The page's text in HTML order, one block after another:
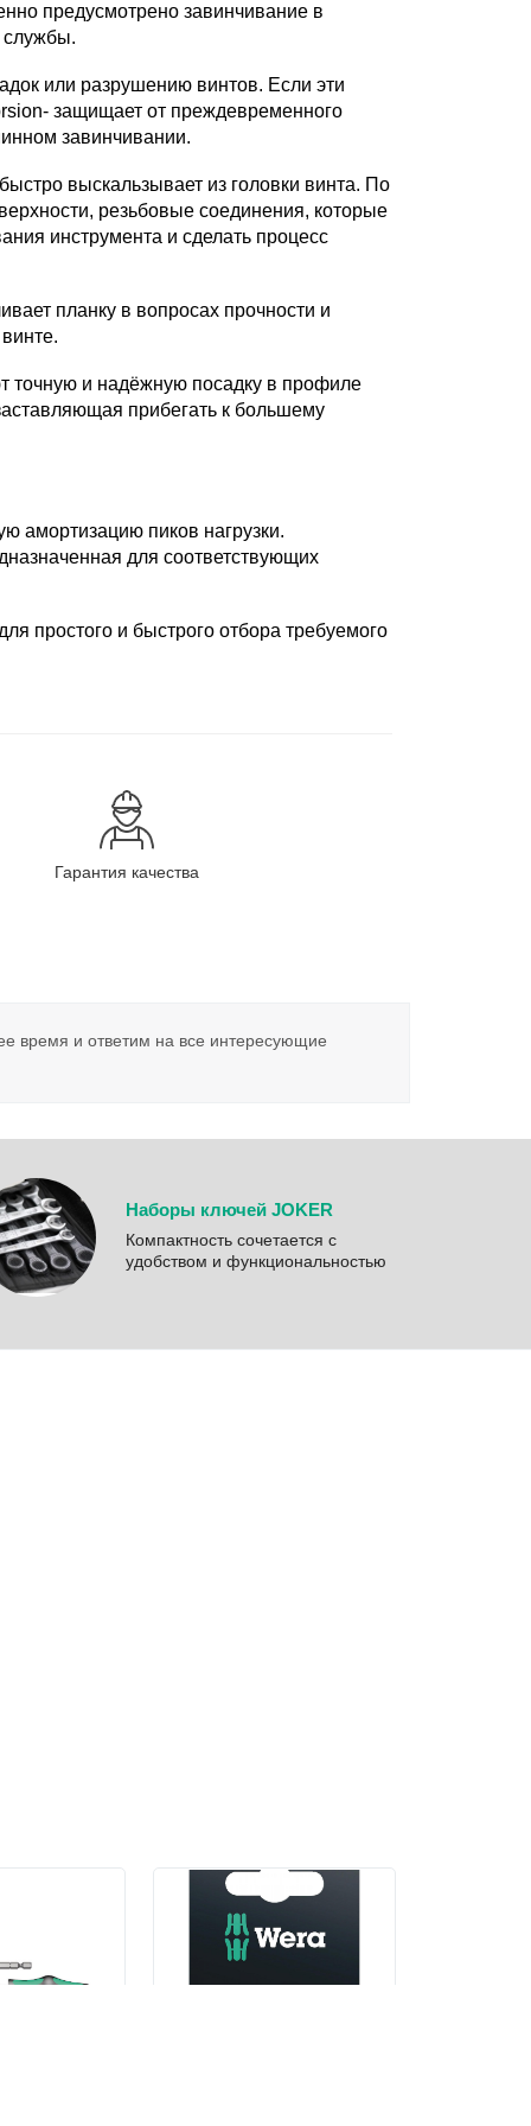
предусмотрено завинчивание в
службы.
или разрушению винтов. Если эти
защищает от преждевременного
завинчивании.
выскальзывает из головки винта. По
резьбовые соединения, которые
инструмента и сделать процесс
планку в вопросах прочности и
точную и надёжную посадку в профиле
прибегать к большему
амортизацию пиков нагрузки.
для соответствующих
простого и быстрого отбора требуемого
Гарантия качества
время и ответим на все интересующие
Наборы ключей JOKER
Компактность сочетается с
удобством и функциональностью